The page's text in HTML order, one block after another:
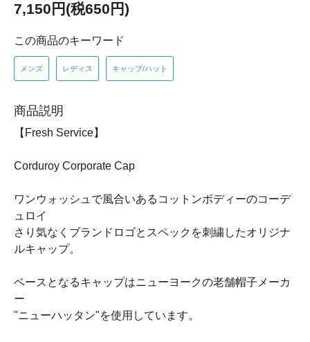
7,150円(税650円)
この商品のキーワード
メンズ レディス キャップ/ハット
商品説明
【Fresh Service】
Corduroy Corporate Cap
ワンウォッシュで風合いあるコットンボディーのコーデ
ュロイ
さり気なくブランドロゴとスペックを刺繍したオリジナ
ルキャップ。
ベースとなるキャップはニューヨークの老舗帽子メーカ
ー
"ニューハッタン"を使用しています。